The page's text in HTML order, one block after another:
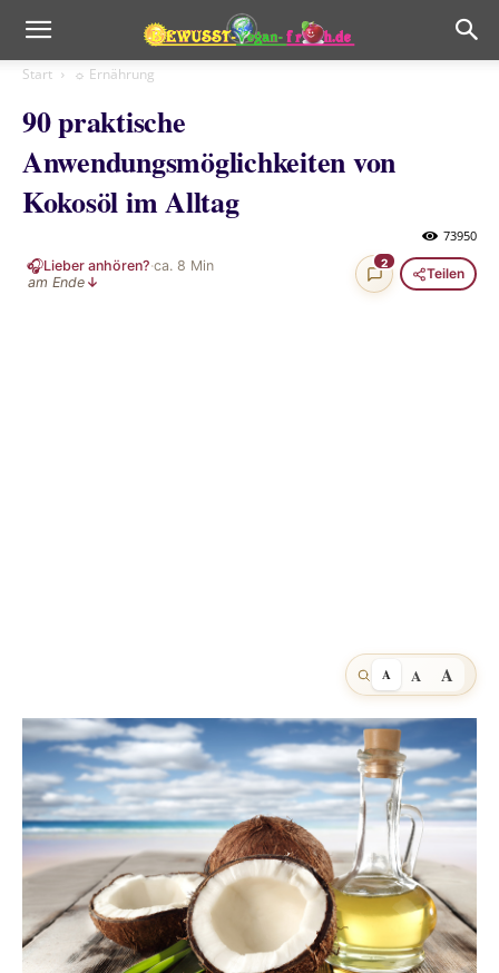
Start ☼ Ernährung
90 praktische
Anwendungsmöglichkeiten von
Kokosöl im Alltag
73950
🎧Lieber anhören?·ca. 8 Min
am Ende ↓
2
Teilen
A A A